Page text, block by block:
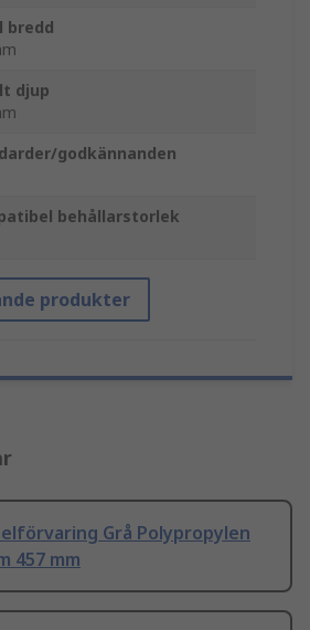
bredd
djup
godkännanden
behållarstorlek
produkter
Grå Polypropylen
457 mm